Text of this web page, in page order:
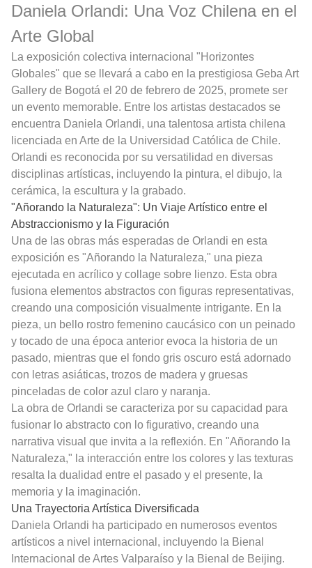
Daniela Orlandi: Una Voz Chilena en el
Arte Global
La exposición colectiva internacional "Horizontes
Globales" que se llevará a cabo en la prestigiosa Geba Art
Gallery de Bogotá el 20 de febrero de 2025, promete ser
un evento memorable. Entre los artistas destacados se
encuentra Daniela Orlandi, una talentosa artista chilena
licenciada en Arte de la Universidad Católica de Chile.
Orlandi es reconocida por su versatilidad en diversas
disciplinas artísticas, incluyendo la pintura, el dibujo, la
cerámica, la escultura y la grabado.
"Añorando la Naturaleza": Un Viaje Artístico entre el
Abstraccionismo y la Figuración
Una de las obras más esperadas de Orlandi en esta
exposición es "Añorando la Naturaleza," una pieza
ejecutada en acrílico y collage sobre lienzo. Esta obra
fusiona elementos abstractos con figuras representativas,
creando una composición visualmente intrigante. En la
pieza, un bello rostro femenino caucásico con un peinado
y tocado de una época anterior evoca la historia de un
pasado, mientras que el fondo gris oscuro está adornado
con letras asiáticas, trozos de madera y gruesas
pinceladas de color azul claro y naranja.
La obra de Orlandi se caracteriza por su capacidad para
fusionar lo abstracto con lo figurativo, creando una
narrativa visual que invita a la reflexión. En "Añorando la
Naturaleza," la interacción entre los colores y las texturas
resalta la dualidad entre el pasado y el presente, la
memoria y la imaginación.
Una Trayectoria Artística Diversificada
Daniela Orlandi ha participado en numerosos eventos
artísticos a nivel internacional, incluyendo la Bienal
Internacional de Artes Valparaíso y la Bienal de Beijing.